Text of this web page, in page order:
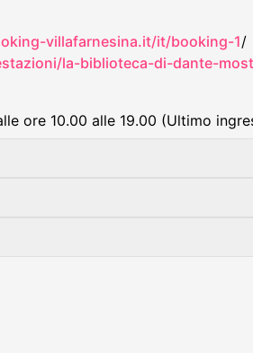
villafarnesina.it/it/booking-1/
la-biblioteca-di-dante-
ore 10.00 alle 19.00 (Ultimo